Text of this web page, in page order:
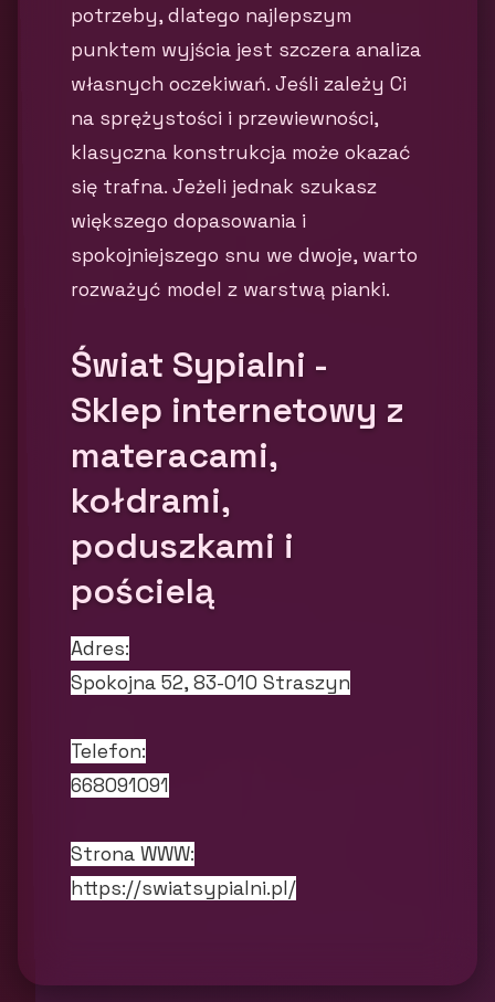
potrzeby, dlatego najlepszym
punktem wyjścia jest szczera analiza
własnych oczekiwań. Jeśli zależy Ci
na sprężystości i przewiewności,
klasyczna konstrukcja może okazać
się trafna. Jeżeli jednak szukasz
większego dopasowania i
spokojniejszego snu we dwoje, warto
rozważyć model z warstwą pianki.
Świat Sypialni -
Sklep internetowy z
materacami,
kołdrami,
poduszkami i
pościelą
Adres:
Spokojna 52, 83-010 Straszyn
Telefon:
668091091
Strona WWW:
https://swiatsypialni.pl/